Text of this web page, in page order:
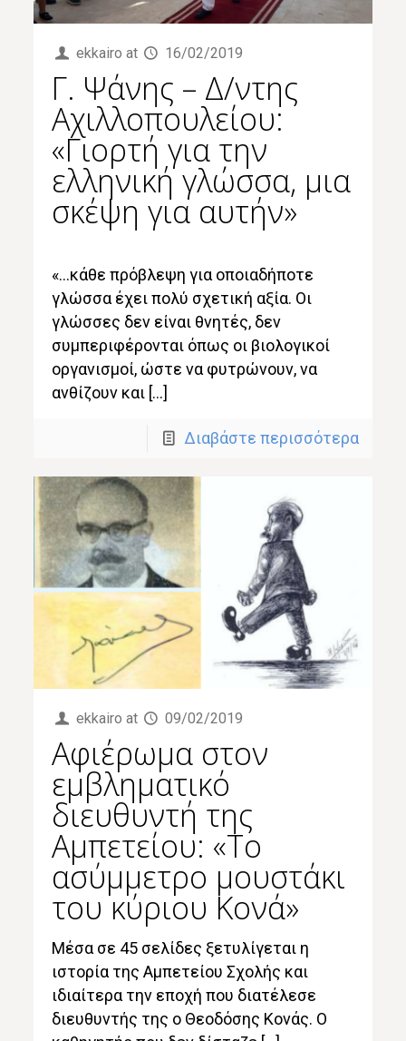
ekkairo at 16/02/2019
Γ. Ψάνης – Δ/ντης
Αχιλλοπουλείου:
«Γιορτή για την
ελληνική γλώσσα, μια
σκέψη για αυτήν »
«…κάθε πρόβλεψη για οποιαδήποτε
γλώσσα έχει πολύ σχετική αξία. Οι
γλώσσες δεν είναι θνητές, δεν
συμπεριφέρονται όπως οι βιολογικοί
οργανισμοί, ώστε να φυτρώνουν, να
ανθίζουν και […]
Διαβάστε περισσότερα
ekkairo at 09/02/2019
Αφιέρωμα στον
εμβληματικό
διευθυντή της
Αμπετείου: «Το
ασύμμετρο μουστάκι
του κύριου Κονά»
Μέσα σε 45 σελίδες ξετυλίγεται η
ιστορία της Αμπετείου Σχολής και
ιδιαίτερα την εποχή που διατέλεσε
διευθυντής της ο Θεοδόσης Κονάς. Ο